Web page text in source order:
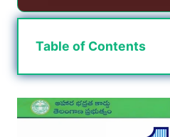
Table of Contents